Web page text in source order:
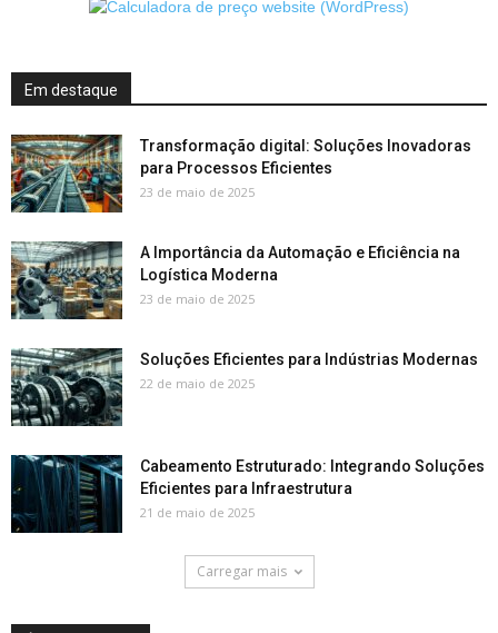
Em destaque
Transformação digital: Soluções Inovadoras
para Processos Eficientes
23 de maio de 2025
A Importância da Automação e Eficiência na
Logística Moderna
23 de maio de 2025
Soluções Eficientes para Indústrias Modernas
22 de maio de 2025
Cabeamento Estruturado: Integrando Soluções
Eficientes para Infraestrutura
21 de maio de 2025
Carregar mais